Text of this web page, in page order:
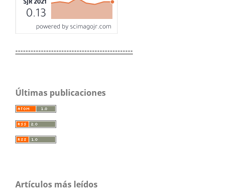
----------------------------------------------
Últimas publicaciones
Artículos más leídos